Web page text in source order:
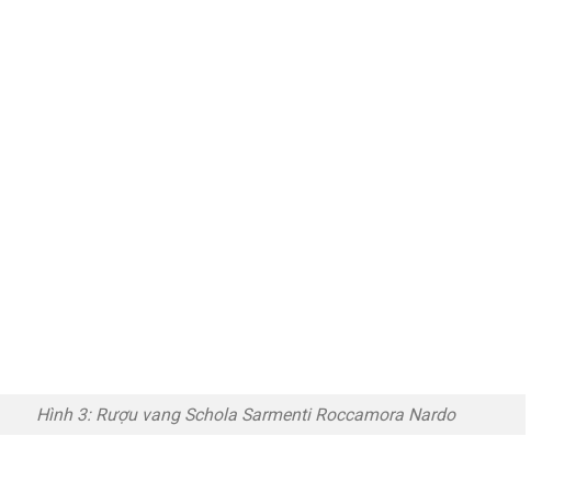
Hình 3: Rượu vang Schola Sarmenti Roccamora Nardo